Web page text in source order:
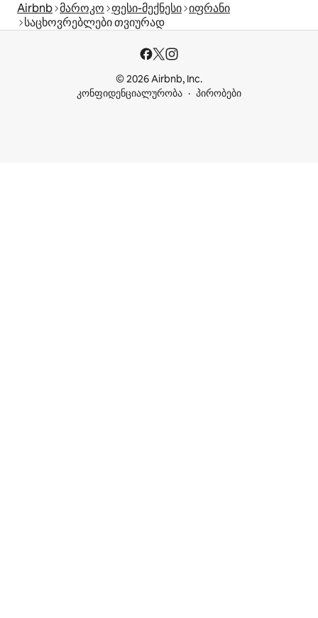
Airbnb მაროკო ფესი-მექნესი იფრანი
საცხოვრებლები თვიურად
© 2026 Airbnb, Inc.
კონფიდენციალურობა
პირობები